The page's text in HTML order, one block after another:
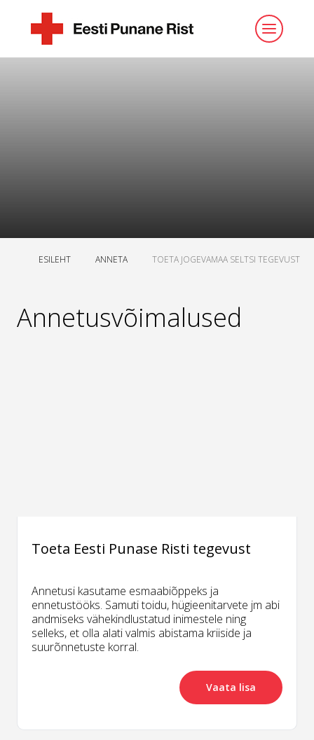
ESILEHT ANNETA TOETA JOGEVAMAA SELTSI TEGEVUST
Annetusvõimalused
Toeta Eesti Punase Risti tegevust
Annetusi kasutame esmaabiõppeks ja
ennetustööks. Samuti toidu, hügieenitarvete jm abi
andmiseks vähekindlustatud inimestele ning
selleks, et olla alati valmis abistama kriiside ja
suurõnnetuste korral.
Vaata lisa